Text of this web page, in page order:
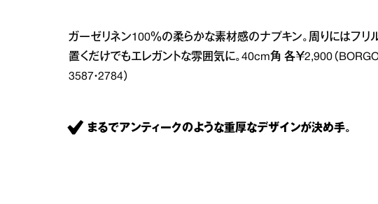
ガーゼリネン100％の柔らかな素材感のナプキン。周りにはフリ
置くだけでもエレガントな雰囲気に。40cm角 各￥2,900（BORGO
3587・2784）
まるでアンティークのような重厚なデザインが決め手。